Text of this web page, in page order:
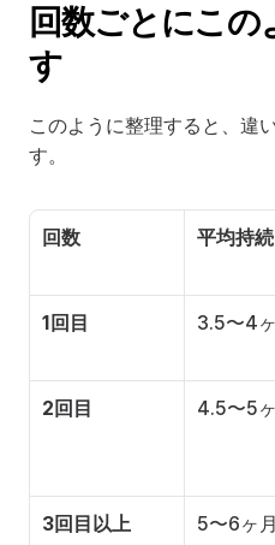
回数ごとにこの
す
このように整理すると、違
す。
回数 平均持続
1回目 3.5〜4
2回目 4.5〜5
3回目以上 5〜6ヶ月